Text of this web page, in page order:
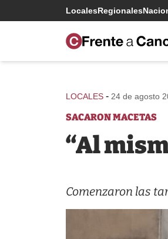
LocalesRegionales
LOCALES - 24 de agosto
SACARON MACETAS
“Al
Comenzaron las